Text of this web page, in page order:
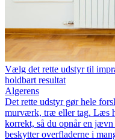
Vælg det rette udstyr til
holdbart resultat
Algerens
Det rette udstyr gør hele
murværk, træ eller tag. Læs
korrekt, så du opnår en
beskytter overfladerne i